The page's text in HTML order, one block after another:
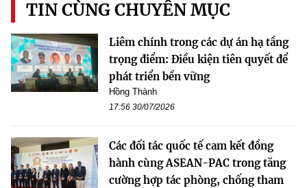
TIN CÙNG CHUYÊN MỤC
Liêm chính trong các dự án hạ tầng
trọng điểm: Điều kiện tiên quyết để
phát triển bền vững
Hồng Thành
17:56 30/07/2026
Các đối tác quốc tế cam kết đồng
hành cùng ASEAN-PAC trong tăng
cường hợp tác phòng, chống tham